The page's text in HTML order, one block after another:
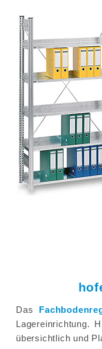
Das
Lagereinrichtung.
übersichtlich und